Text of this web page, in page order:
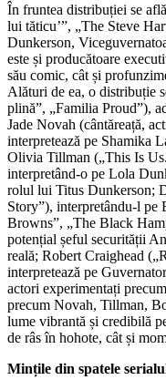
În fruntea distribuției se
lui tăticu’”, „The Steve
Dunkerson,
este și producătoare
său comic, cât și
Alături de ea, o distribuție
plină”, „Familia Proud”),
Jade Novah (cântăreață,
interpretează pe Shamika
Olivia Tillman („This Is
interpretând-o pe Lola
rolul lui Titus Dunkerson;
Story”), interpretându-l pe
Browns”, „The Black
potențial șeful securității
reală; Robert Craighead
interpretează pe
actori experimentați
precum Novah, Tillman,
lume vibrantă și credibilă
de râs în hohote, cât și
Mințile din spatele